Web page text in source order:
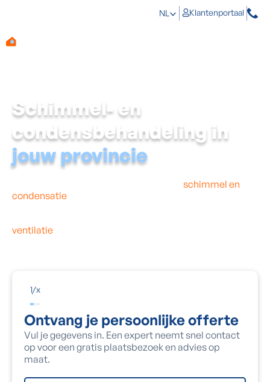
NL Klantenportaal
Schimmel- en
condensbehandeling in
jouw provincie
Op zoek naar een expert in jouw provincie? Aqua Protect
schimmel en
condensatie
ventilatie
1/x
Ontvang je persoonlijke offerte
Vul je gegevens in. Een expert neemt snel contact
op voor een gratis plaatsbezoek en advies op
maat.